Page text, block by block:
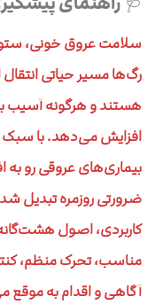
سلامت عروق خونی،
رگ‌ها مسیر حیاتی
هستند و هرگونه آسیب
افزایش می‌دهد. با سبک
بیماری‌های عروقی رو به
ضرورتی روزمره تبدیل
کاربردی، اصول
مناسب، تحرک منظم،
آگاهی و اقدام به‌ موقع